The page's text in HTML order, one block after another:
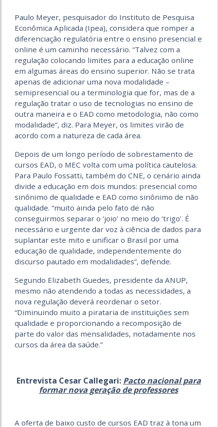
Paulo Meyer, pesquisador do Instituto de Pesquisa
Econômica Aplicada (Ipea), considera que romper a
diferenciação regulatória entre o ensino presencial e
online é um caminho necessário. “Talvez com a
regulação colocando limites para a educação online
em algumas áreas do ensino superior. Não se trata
apenas de adicionar uma nova modalidade –
semipresencial ou a terminologia que for, mas de a
regulação tratar o uso de tecnologias no ensino de
outra maneira e o EAD como metodologia, não como
modalidade”, diz. Para Meyer, os limites virão de
acordo com a natureza de cada área.
Depois de um longo período de sobrestamento de
cursos EAD, o MEC volta com uma política cautelosa.
Para Paulo Fossatti, também do CNE, o cenário ainda
divide a educação em dois mundos: presencial como
sinônimo de qualidade e EAD como sinônimo de não
qualidade. “muito ainda pelo fato de não
conseguirmos separar o ‘joio’ no meio do ‘trigo’. É
necessário e urgente dar voz à ciência de dados para
suplantar este mito e unificar o Brasil por uma
educação de qualidade, independentemente do
discurso pautado em modalidades”, defende.
Segundo Elizabeth Guedes, presidente da ANUP,
mesmo não atendendo a todas as necessidades, a
nova regulação deverá reordenar o setor.
“Diminuindo muito a pirataria de instituições sem
qualidade e proporcionando a recomposição de
parte do valor das mensalidades, notadamente nos
cursos da área da saúde.”
Entrevista Cesar Callegari: Pacto nacional para
formar nova geração de professores
A oferta de baixo custo de cursos EAD traz à tona um